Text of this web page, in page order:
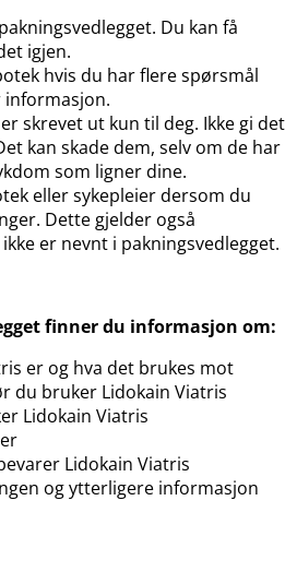
Du kan få
igjen.
hvis du har flere spørsmål
skrevet ut kun til deg. Ikke gi det
kan skade dem, selv om de har
som ligner dine.
eller sykepleier dersom du
Dette gjelder også
er nevnt i pakningsvedlegget.
finner du informasjon om:
er og hva det brukes mot
du bruker Lidokain Viatris
Lidokain Viatris
Lidokain Viatris
og ytterligere informasjon